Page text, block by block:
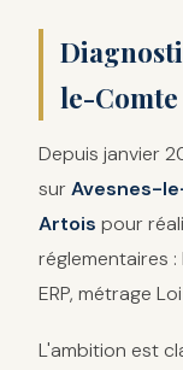
le-
Depuis janvier
surAvesnes-
Artois pour
réglementaires :
ERP, métrage
L'ambition est